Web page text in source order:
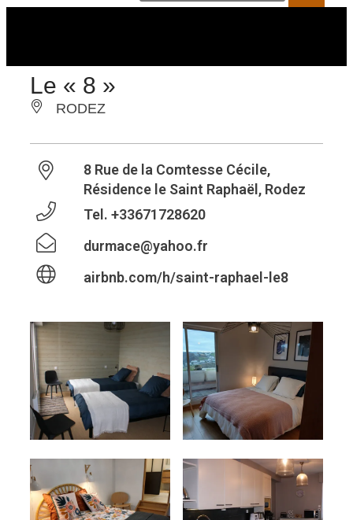
Le « 8 »
RODEZ
8 Rue de la Comtesse Cécile,
Résidence le Saint Raphaël, Rodez
Tel. +33671728620
durmace@yahoo.fr
airbnb.com/h/saint-raphael-le8